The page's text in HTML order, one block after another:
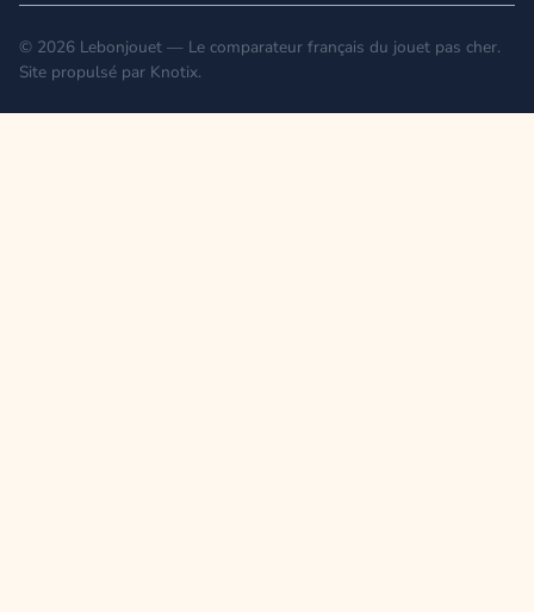
© 2026 Lebonjouet — Le comparateur français du jouet pas cher.
Site propulsé par Knotix.